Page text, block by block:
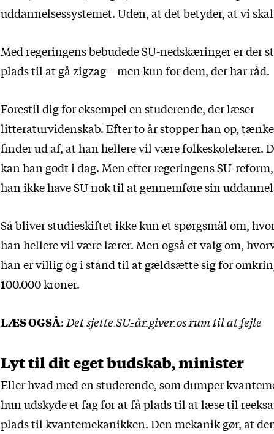
uddannelsessystemet. Uden, at det betyder, at vi
Med regeringens bebudede SU-nedskæringer er der
plads til at gå zigzag – men kun for dem, der har råd.
Forestil dig for eksempel en studerende, der læser
litteraturvidenskab. Efter to år stopper han op,
finder ud af, at han hellere vil være folkeskolelærer.
kan han godt i dag. Men efter regeringens SU-
han ikke have SU nok til at gennemføre sin
Så bliver studieskiftet ikke kun et spørgsmål om,
han hellere vil være lærer. Men også et valg om,
han er villig og i stand til at gældsætte sig for
100.000 kroner.
LÆS OGSÅ: Det sjette SU-år giver os rum til at fejle
Lyt til dit eget budskab, minister
Eller hvad med en studerende, som dumper
hun udskyde et fag for at få plads til at læse til
plads til kvantemekanikken. Den mekanik gør, at